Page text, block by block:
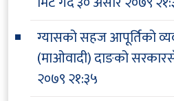
ग्यासको सहज आपूर्तिको
(माओवादी) दाङको
२०७९ २१:३५